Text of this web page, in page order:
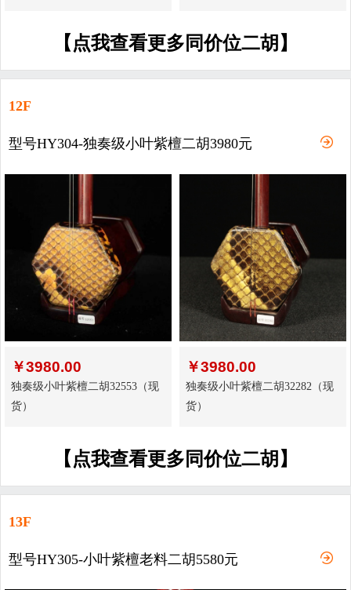
【点我查看更多同价位二胡】
12F
型号HY304-独奏级小叶紫檀二胡3980元
￥3980.00
独奏级小叶紫檀二胡32553（现
货）
￥3980.00
独奏级小叶紫檀二胡32282（现
货）
【点我查看更多同价位二胡】
13F
型号HY305-小叶紫檀老料二胡5580元